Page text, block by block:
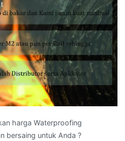
harga Waterproofing
bersaing untuk Anda ?